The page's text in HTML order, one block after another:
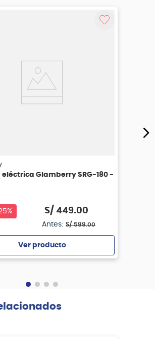
Glamberry SRG-180 -
S/ 449.00
Antes: S/ 599.00
Ver producto